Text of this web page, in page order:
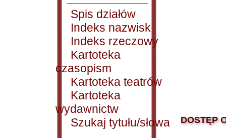
Spis działów
Indeks nazwisk
Indeks rzeczowy
Kartoteka
czasopism
Kartoteka teatrów
Kartoteka
wydawnictw
Szukaj tytułu/słowa
DOSTĘP